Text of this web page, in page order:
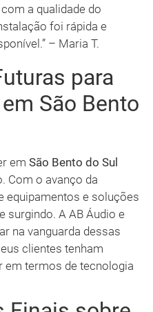
a qualidade do
foi rápida e
– Maria T.
para
São Bento
em São Bento do Sul
Com o avanço da
equipamentos e soluções
surgindo. A AB Áudio e
na vanguarda dessas
clientes tenham
em termos de tecnologia